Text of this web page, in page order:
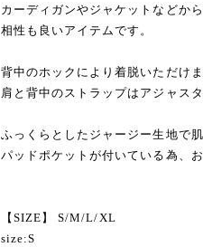
カーディガンやジャケットなどか
相性も良いアイテムです。
背中のホックにより着脱いただけま
肩と背中のストラップはアジャス
ふっくらとしたジャージー生地で
パッドポケットが付いている為、
【SIZE】 S/M/L/XL
size:S